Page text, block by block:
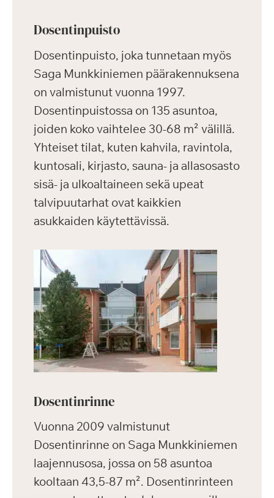
Dosentinpuisto
Dosentinpuisto, joka tunnetaan myös
Saga Munkkiniemen päärakennuksena
on valmistunut vuonna 1997.
Dosentinpuistossa on 135 asuntoa,
joiden koko vaihtelee 30-68 m² välillä.
Yhteiset tilat, kuten kahvila, ravintola,
kuntosali, kirjasto, sauna- ja allasosasto
sisä- ja ulkoaltaineen sekä upeat
talvipuutarhat ovat kaikkien
asukkaiden käytettävissä.
Dosentinrinne
Vuonna 2009 valmistunut
Dosentinrinne on Saga Munkkiniemen
laajennusosa, jossa on 58 asuntoa
kooltaan 43,5-87 m². Dosentinrinteen